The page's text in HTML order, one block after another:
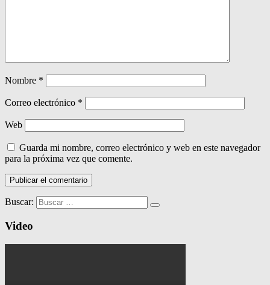
Nombre *
Correo electrónico *
Web
Guarda mi nombre, correo electrónico y web en este navegador
para la próxima vez que comente.
Buscar:
Video